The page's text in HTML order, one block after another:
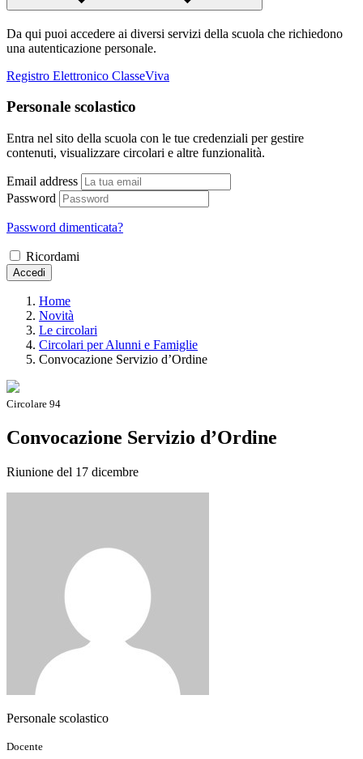
Da qui puoi accedere ai diversi servizi della scuola che richiedono
una autenticazione personale.
Registro Elettronico ClasseViva
Personale scolastico
Entra nel sito della scuola con le tue credenziali per gestire
contenuti, visualizzare circolari e altre funzionalità.
Email address
Password
Password dimenticata?
Ricordami
Accedi
Home
Novità
Le circolari
Circolari per Alunni e Famiglie
Convocazione Servizio d’Ordine
Circolare 94
Convocazione Servizio d’Ordine
Riunione del 17 dicembre
Personale scolastico
Docente